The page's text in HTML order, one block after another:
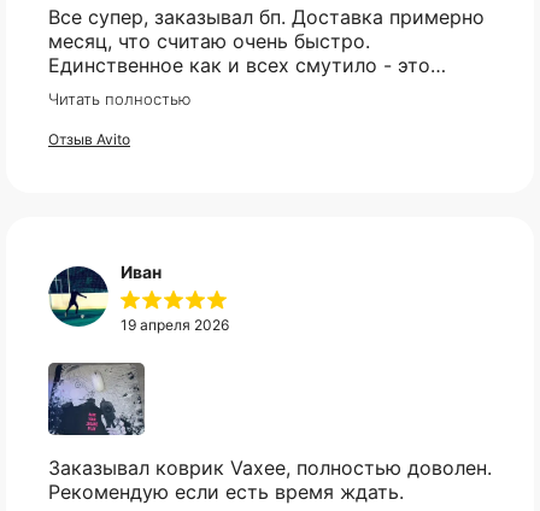
Все супер, заказывал бп. Доставка примерно
месяц, что считаю очень быстро.
Единственное как и всех смутило - это
оплата, но все прошло гладко. Упакован
товар тоже был хорошо, в двойной коробке
и в пупырке. Трек номер предоставили.
Читать полностью
Отзыв Avito
Иван
19 апреля 2026
Заказывал коврик Vaxee, полностью доволен.
Рекомендую если есть время ждать.
КАТАЛОГ
Популярное
Компьютеры
Отзывы
Доставка